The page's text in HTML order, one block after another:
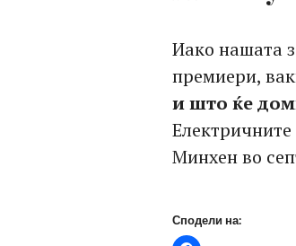
Иако нашата
премиери,
и што ќе
Минхен во
Сподели на: